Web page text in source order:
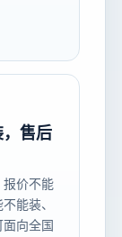
，售后
报价不能
能装、
向全国